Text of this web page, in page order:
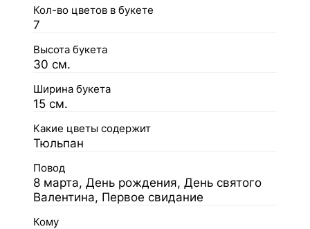
Кол-во цветов в букете
7
Высота букета
30 см.
Ширина букета
15 см.
Какие цветы содержит
Тюльпан
Повод
8 марта, День рождения, День святого
Валентина, Первое свидание
Кому